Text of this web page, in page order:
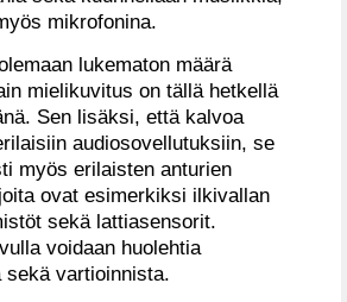
mikrofonina.
lukematon määrä
mielikuvitus on tällä hetkellä
Sen lisäksi, että kalvoa
audiosovellutuksiin, se
myös erilaisten anturien
ovat esimerkiksi ilkivallan
sekä lattiasensorit.
voidaan huolehtia
sekä vartioinnista.